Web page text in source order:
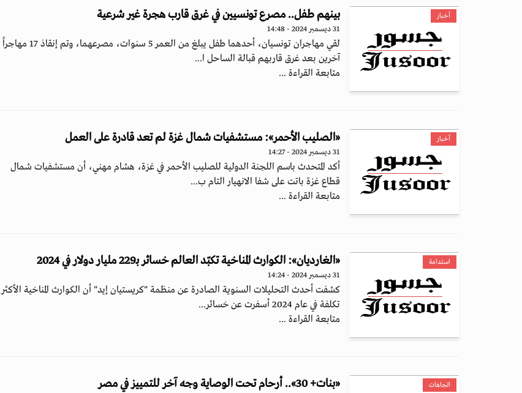
أخبار بينهم طفل.. مصرع تونسيين في غرق قارب هجرة غير شرعية
31 ديسمبر 2024 - 14:48
لقي مهاجران تونسيان، أحدهما طفل يبلغ من العمر 5 سنوات، مصرعهما، وتم إنقاذ 17 مهاجراً
آخرين بعد غرق قاربهم قبالة الساحل ا...
متابعة القراءة ...
أخبار «الصليب الأحمر»: مستشفيات شمال غزة لم تعد قادرة على العمل
31 ديسمبر 2024 - 14:27
أكد المتحدث باسم اللجنة الدولية للصليب الأحمر في غزة، هشام مهني، أن مستشفيات شمال
قطاع غزة باتت على شفا الانهيار التام ب...
متابعة القراءة ...
استدامة «الغارديان»: الكوارث المناخية تكبّد العالم خسائر بـ229 مليار دولار في 2024
31 ديسمبر 2024 - 14:24
كشفت أحدث التحليلات السنوية الصادرة عن منظمة "كريستيان إيد" أن الكوارث المناخية الأكثر
تكلفة في عام 2024 أسفرت عن خسائر...
متابعة القراءة ...
اتجاهات «بنات+ 30».. أرحام تحت الوصاية وجه آخر للتمييز في مصر